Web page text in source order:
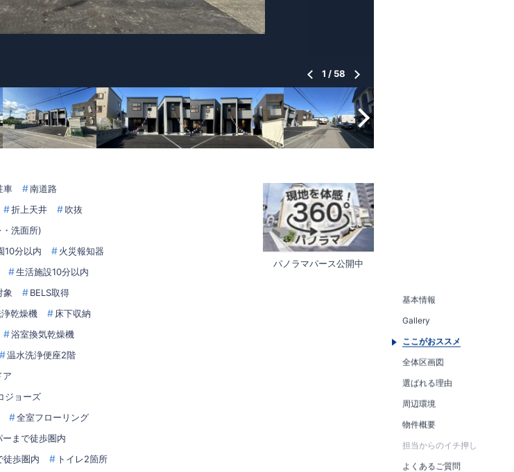
1 / 58
車
南道路
折上天井
吹抜
洗面所)
10分以内
火災報知器
生活施設10分以内
象
BELS取得
乾燥機
床下収納
浴室換気乾燥機
温水洗浄便座2階
ア
ジョーズ
全室フローリング
ーまで徒歩圏内
徒歩圏内
トイレ2箇所
パノラマパース公開中
基本情報
Gallery
ここがおススメ
全体区画図
選ばれる理由
周辺環境
物件概要
担当からのイチ押し
よくあるご質問